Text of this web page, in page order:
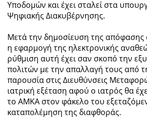
Υποδομών και έχει σταλεί στα
Ψηφιακής Διακυβέρνησης.
Μετά την δημοσίευση της απόφασης
η εφαρμογή της ηλεκτρονικής
ρύθμιση αυτή έχει σαν σκοπό την
πολιτών με την απαλλαγή τους από
παρουσία στις Διευθύνσεις
ιατρική εξέταση αφού ο ιατρός θα
το ΑΜΚΑ στον φάκελο του
καταπολέμηση της διαφθοράς.